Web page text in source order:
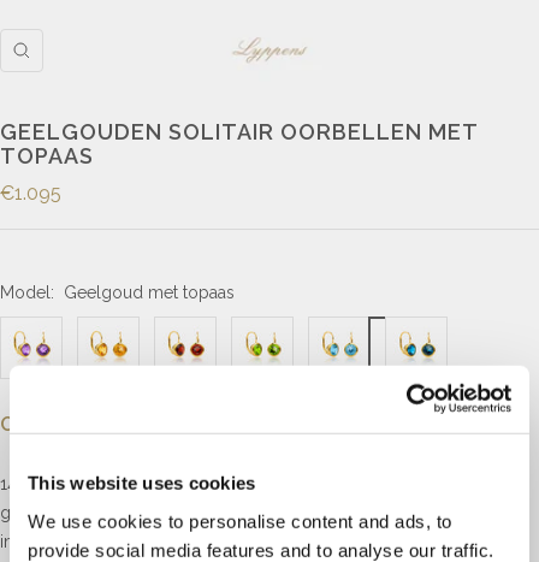
This website uses cookies
We use cookies to personalise content and ads, to
provide social media features and to analyse our traffic.
GEELGOUDEN SOLITAIR OORBELLEN MET
TOPAAS
€1.095
Model: Geelgoud met topaas
Omschrijving
14kt geelgouden solitair oorhangers elk gezet met een ronde
geslepen topaas in de kleur swiss blue met een diameter van 6mm
in een kastzetting.